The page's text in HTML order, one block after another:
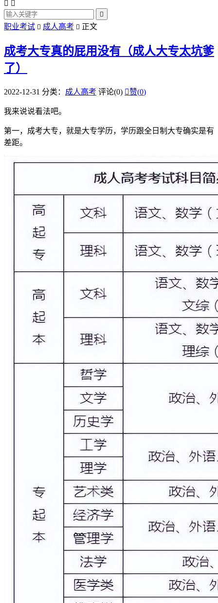
 

职业考试  成人高考  正文
成考大专真的屁用没有（成人大专太坑爹
了）
2022-12-31 分类： 成人高考 评论(0) 赞(0)
我来说说看法吧。
第一，成考大专，就是大专学历，学历跟全日制大专确实是有
差距。